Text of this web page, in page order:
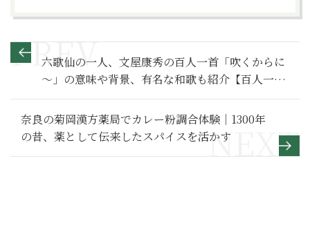
六歌仙の一人、文屋康秀の百人一首「吹くからに
～」の意味や背景、有名な和歌も紹介【百人一首
入門】
奈良の菊岡漢方薬局でカレー粉調合体験｜1300年
の昔、薬として伝来したスパイスを活かす